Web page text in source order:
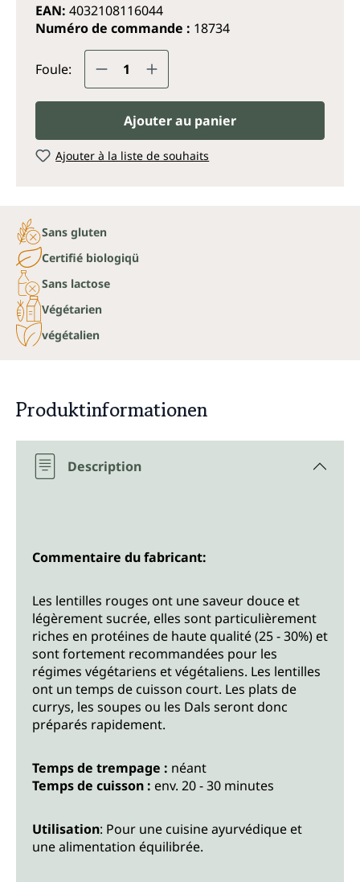
EAN: 4032108116044
Numéro de commande : 18734
Foule: Quantité de produit : Entrez la
Ajouter au panier
Ajouter à la liste de souhaits
Sans gluten
Certifié biologiqü
Sans lactose
Végétarien
végétalien
Produktinformationen
Description
Commentaire du fabricant:
Les lentilles rouges ont une saveur douce et
légèrement sucrée, elles sont particulièrement
riches en protéines de haute qualité (25 - 30%) et
sont fortement recommandées pour les
régimes végétariens et végétaliens. Les lentilles
ont un temps de cuisson court. Les plats de
currys, les soupes ou les Dals seront donc
préparés rapidement.
Temps de trempage : néant
Temps de cuisson : env. 20 - 30 minutes
Utilisation: Pour une cuisine ayurvédique et
une alimentation équilibrée.